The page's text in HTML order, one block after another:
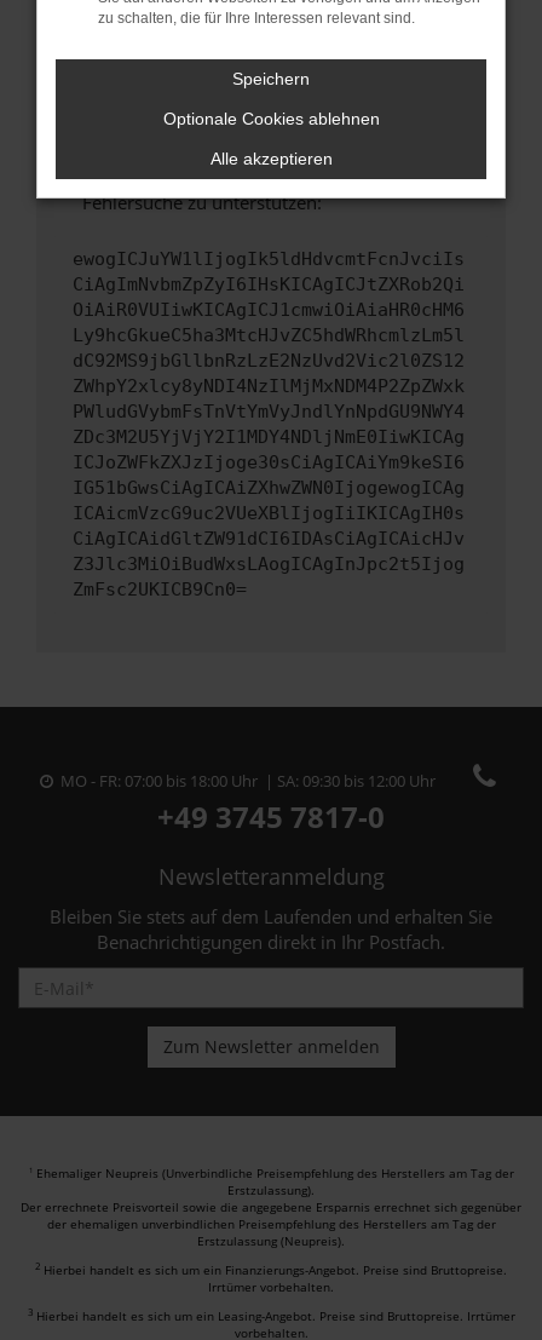
führen, dass bestimmte Funktionen nicht mehr
unterstützt werden.
Wende dich an den Webseitenbetreiber.
Wenn du alle oben genannten Schritte versucht
hast, kontaktiere uns bitte. Wir werden
versuchen, das Problem zu beheben. Du kannst
uns diesen Text schicken, um uns bei der
Fehlersuche zu unterstützen:
ewogICJuYW1lIjogIk5ldHdvcmtFcnJvciIs
CiAgImNvbmZpZyI6IHsKICAgICJtZXRob2Qi
OiAiR0VUIiwKICAgICJ1cmwiOiAiaHR0cHM6
Ly9hcGkueC5ha3MtcHJvZC5hdWRhcmlzLm5l
dC92MS9jbGllbnRzLzE2NzUvd2Vic2l0ZS12
ZWhpY2xlcy8yNDI4NzIlMjMxNDM4P2ZpZWxk
PWludGVybmFsTnVtYmVyJndlYnNpdGU9NWY4
ZDc3M2U5YjVjY2I1MDY4NDljNmE0IiwKICAg
ICJoZWFkZXJzIjoge30sCiAgICAiYm9keSI6
IG51bGwsCiAgICAiZXhwZWN0IjogewogICAg
ICAicmVzcG9uc2VUeXBlIjogIiIKICAgIH0s
CiAgICAidGltZW91dCI6IDAsCiAgICAicHJv
Z3Jlc3MiOiBudWxsLAogICAgInJpc2t5Ijog
ZmFsc2UKICB9Cn0=
MO - FR: 07:00 bis 18:00 Uhr | SA: 09:30 bis 12:00 Uhr
+49 3745 7817-0
Newsletteranmeldung
Bleiben Sie stets auf dem Laufenden und erhalten Sie
Benachrichtigungen direkt in Ihr Postfach.
1 Ehemaliger Neupreis (Unverbindliche Preisempfehlung des Herstellers am Tag der
Erstzulassung).
Der errechnete Preisvorteil sowie die angegebene Ersparnis errechnet sich gegenüber
der ehemaligen unverbindlichen Preisempfehlung des Herstellers am Tag der
Erstzulassung (Neupreis).
2 Hierbei handelt es sich um ein Finanzierungs-Angebot. Preise sind Bruttopreise.
Irrtümer vorbehalten.
3 Hierbei handelt es sich um ein Leasing-Angebot. Preise sind Bruttopreise. Irrtümer
vorbehalten.
zu schalten, die für Ihre Interessen relevant sind.
Speichern
Optionale Cookies ablehnen
Alle akzeptieren